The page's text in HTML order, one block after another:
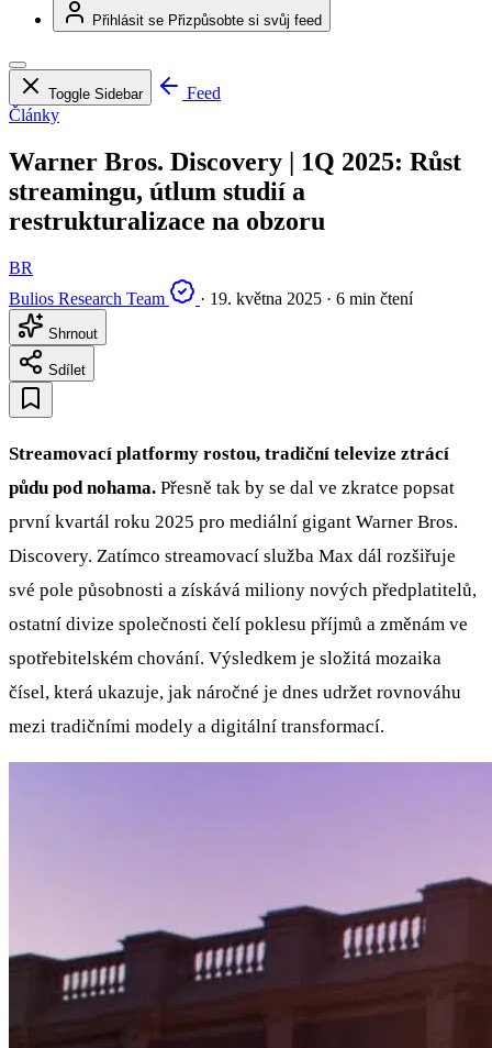
Přihlásit se Přizpůsobte si svůj feed
Toggle Sidebar
Feed
Články
Warner Bros. Discovery | 1Q 2025: Růst
streamingu, útlum studií a
restrukturalizace na obzoru
BR
Bulios Research Team
· 19. května 2025 · 6 min čtení
Shrnout
Sdílet
Streamovací platformy rostou, tradiční televize ztrácí
půdu pod nohama. Přesně tak by se dal ve zkratce popsat
první kvartál roku 2025 pro mediální gigant Warner Bros.
Discovery. Zatímco streamovací služba Max dál rozšiřuje
své pole působnosti a získává miliony nových předplatitelů,
ostatní divize společnosti čelí poklesu příjmů a změnám ve
spotřebitelském chování. Výsledkem je složitá mozaika
čísel, která ukazuje, jak náročné je dnes udržet rovnováhu
mezi tradičními modely a digitální transformací.